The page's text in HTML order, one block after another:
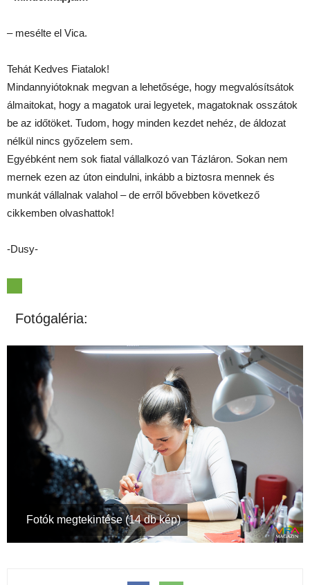
– mesélte el Vica.
Tehát Kedves Fiatalok!
Mindannyiótoknak megvan a lehetősége, hogy megvalósítsátok
álmaitokat, hogy a magatok urai legyetek, magatoknak osszátok
be az időtöket. Tudom, hogy minden kezdet nehéz, de áldozat
nélkül nincs győzelem sem.
Egyébként nem sok fiatal vállalkozó van Tázláron. Sokan nem
mernek ezen az úton eindulni, inkább a biztosra mennek és
munkát vállalnak valahol – de erről bővebben következő
cikkemben olvashattok!
-Dusy-
Fotógaléria:
Fotók megtekintése (14 db kép)